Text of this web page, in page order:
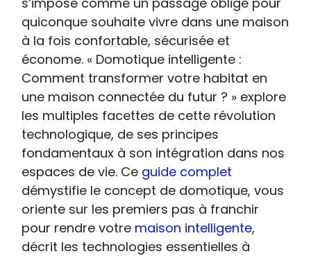
quiconque souhaite vivre dans une maison
à la fois confortable, sécurisée et
économe. « Domotique intelligente :
Comment transformer votre habitat en
une maison connectée du futur ? » explore
les multiples facettes de cette révolution
technologique, de ses principes
fondamentaux à son intégration dans nos
espaces de vie. Ce guide complet
démystifie le concept de domotique, vous
oriente sur les premiers pas à franchir
pour rendre votre maison intelligente,
décrit les technologies essentielles à